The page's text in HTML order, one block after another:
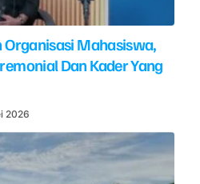
Mahasiswa,
Dan Kader Yang
2026